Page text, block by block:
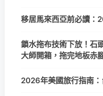
移居馬來西亞前必讀：
鎖水拖布技術下放！石
大師開箱，拖完地板赤
2026年美國旅行指南